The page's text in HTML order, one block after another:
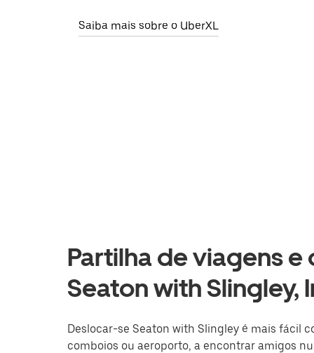
Saiba mais sobre o UberXL
Partilha de viagens
Seaton with Slingley,
Deslocar-se Seaton with Slingley é mais fácil
comboios ou aeroporto, a encontrar amigos